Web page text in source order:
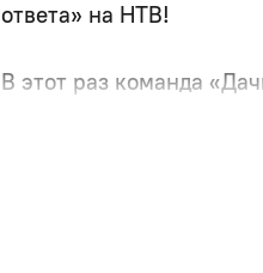
ответа» на НТВ!
В этот раз команда